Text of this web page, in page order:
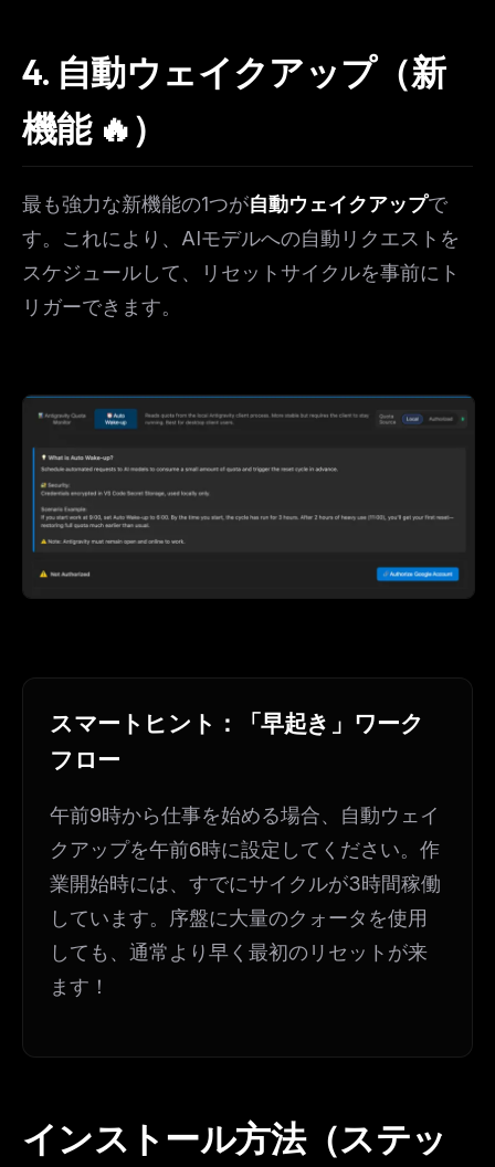
4. 自動ウェイクアップ（新
機能 🔥）
最も強力な新機能の1つが自動ウェイクアップで
す。これにより、AIモデルへの自動リクエストを
スケジュールして、リセットサイクルを事前にト
リガーできます。
スマートヒント：「早起き」ワーク
フロー
午前9時から仕事を始める場合、自動ウェイ
クアップを午前6時に設定してください。作
業開始時には、すでにサイクルが3時間稼働
しています。序盤に大量のクォータを使用
しても、通常より早く最初のリセットが来
ます！
インストール方法（ステッ